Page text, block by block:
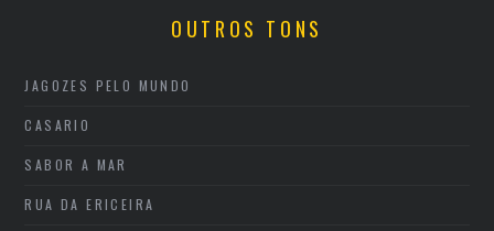
OUTROS TONS
JAGOZES PELO MUNDO
CASARIO
SABOR A MAR
RUA DA ERICEIRA